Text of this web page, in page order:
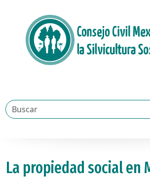
La propiedad social en